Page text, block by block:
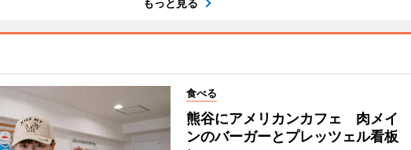
もっと見る
食べる
熊谷にアメリカンカフェ 肉メイ
ンのバーガーとプレッツェル看板